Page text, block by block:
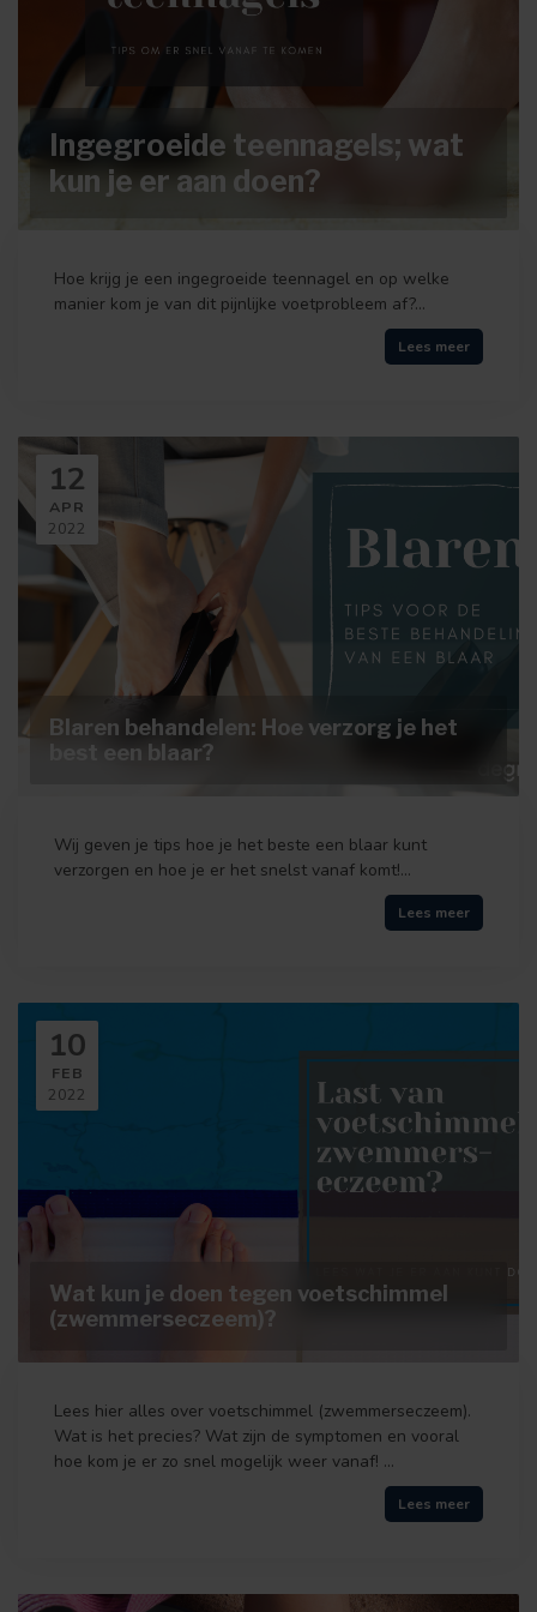
Ingegroeide teennagels; wat
kun je er aan doen?
Hoe krijg je een ingegroeide teennagel en op welke
manier kom je van dit pijnlijke voetprobleem af?...
Lees meer
12
APR
2022
Blaren behandelen: Hoe verzorg je het
best een blaar?
Wij geven je tips hoe je het beste een blaar kunt
verzorgen en hoe je er het snelst vanaf komt!...
Lees meer
10
FEB
2022
Wat kun je doen tegen voetschimmel
(zwemmerseczeem)?
Lees hier alles over voetschimmel (zwemmerseczeem).
Wat is het precies? Wat zijn de symptomen en vooral
hoe kom je er zo snel mogelijk weer vanaf! ...
Lees meer